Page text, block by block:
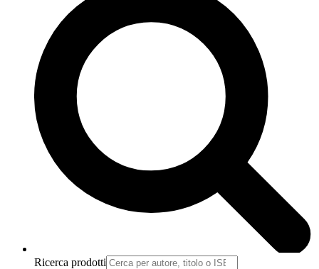
Ricerca prodotti